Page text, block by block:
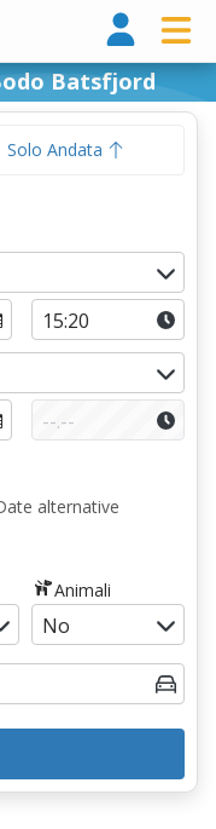
Batsfjord
Solo Andata
alternative
Animali